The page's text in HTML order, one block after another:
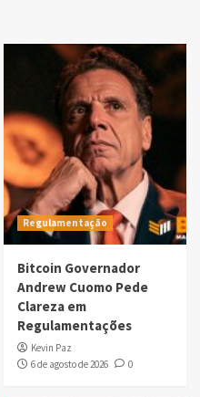
Regulamentação
Bitcoin Governador
Andrew Cuomo Pede
Clareza em
Regulamentações
Kevin Paz
6 de agosto de 2026
0